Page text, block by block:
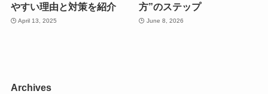
やすい理由と対策を紹介
April 13, 2025
方”のステップ
June 8, 2026
Archives